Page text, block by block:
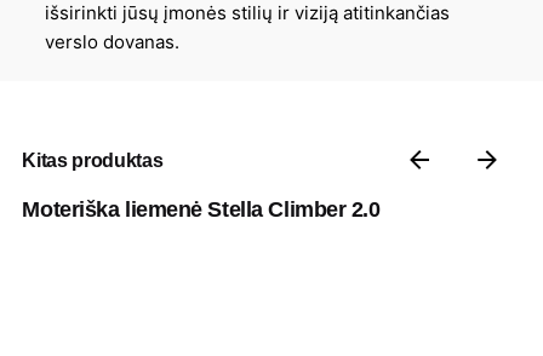
išsirinkti jūsų įmonės stilių ir viziją atitinkančias
verslo dovanas.
Kitas produktas
Moteriška liemenė Stella Climber 2.0